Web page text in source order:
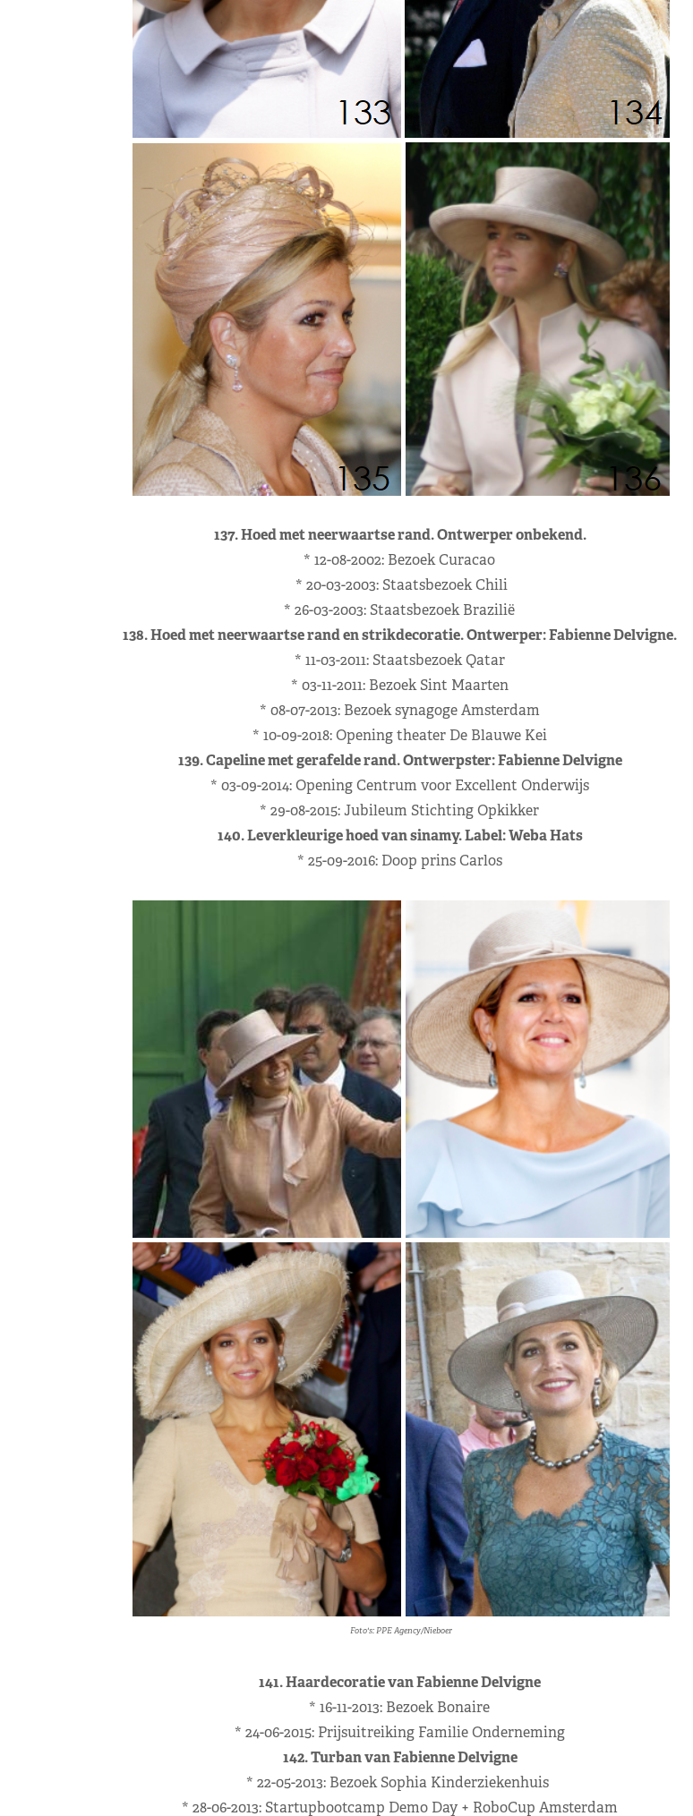
137. Hoed met neerwaartse rand. Ontwerper onbekend.
* 12-08-2002: Bezoek Curacao
* 20-03-2003: Staatsbezoek Chili
* 26-03-2003: Staatsbezoek Brazilië
138. Hoed met neerwaartse rand en strikdecoratie. Ontwerper: Fabienne Delvigne.
* 11-03-2011: Staatsbezoek Qatar
* 03-11-2011: Bezoek Sint Maarten
* 08-07-2013: Bezoek synagoge Amsterdam
* 10-09-2018: Opening theater De Blauwe Kei
139. Capeline met gerafelde rand. Ontwerpster: Fabienne Delvigne
* 03-09-2014: Opening Centrum voor Excellent Onderwijs
* 29-08-2015: Jubileum Stichting Opkikker
140. Leverkleurige hoed van sinamy. Label: Weba Hats
* 25-09-2016: Doop prins Carlos
Foto's: PPE Agency/Nieboer
141. Haardecoratie van Fabienne Delvigne
* 16-11-2013: Bezoek Bonaire
* 24-06-2015: Prijsuitreiking Familie Onderneming
142. Turban van Fabienne Delvigne
* 22-05-2013: Bezoek Sophia Kinderziekenhuis
* 28-06-2013: Startupbootcamp Demo Day + RoboCup Amsterdam